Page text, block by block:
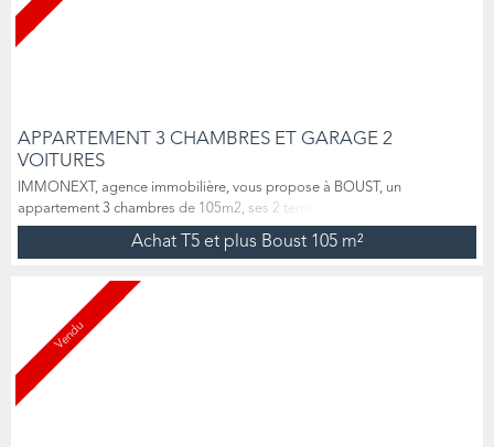
APPARTEMENT 3 CHAMBRES ET GARAGE 2
VOITURES
IMMONEXT, agence immobilière, vous propose à BOUST, un
appartement 3 chambres de 105m2, ses 2 terrasses, sa cave, et son
garage 2 voitures. VISITE VIRTUELLE SUR DEMANDE Situé à quelques
minutes de HETTANGE GRANDE et du LUXEMBOURG dans une
(avec ascenseur) se compose d’un hall d’entrée avec buanderie/cell...
Achat T5 et plus Boust 105 m²
Vendu